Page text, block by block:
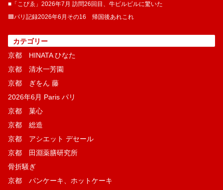
■「こぴゑ」2026年7月 訪問26回目、牛ピルピルに驚いた
🟦パリ記録2026年6月その16 帰国後あれこれ
カテゴリー
京都 HINATA ひなた
京都 清水一芳園
京都 ぎをん 藤
2026年6月 Paris パリ
京都 菓​心
京都 総造
京都 アシエット デセール
京都 田淵薬膳研究所
骨折騒ぎ
京都 パンケーキ、ホットケーキ